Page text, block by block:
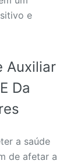
e
Auxiliar
Da
a saúde
de afetar a